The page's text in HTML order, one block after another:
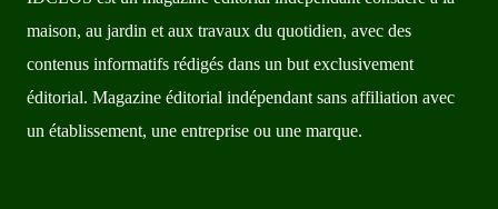
maison, au jardin et aux travaux du quotidien, avec des
contenus informatifs rédigés dans un but exclusivement
éditorial. Magazine éditorial indépendant sans affiliation avec
un établissement, une entreprise ou une marque.